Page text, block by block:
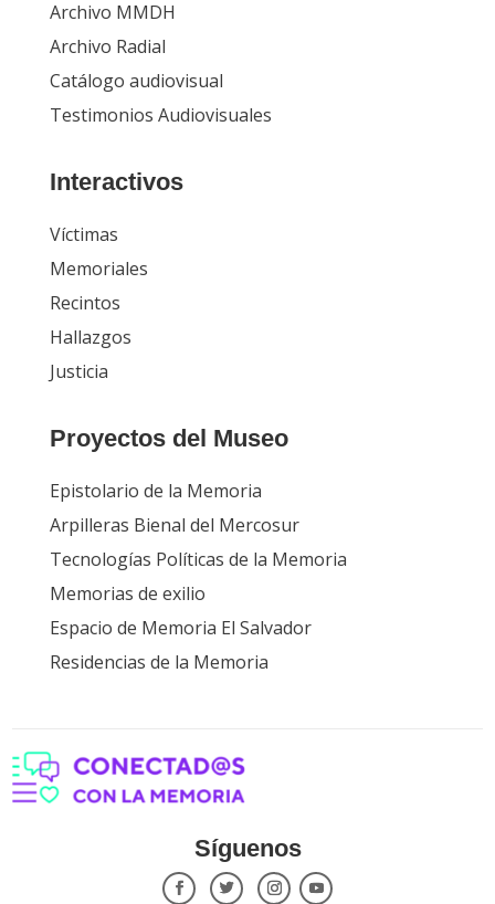
Archivo MMDH
Archivo Radial
Catálogo audiovisual
Testimonios Audiovisuales
Interactivos
Víctimas
Memoriales
Recintos
Hallazgos
Justicia
Proyectos del Museo
Epistolario de la Memoria
Arpilleras Bienal del Mercosur
Tecnologías Políticas de la Memoria
Memorias de exilio
Espacio de Memoria El Salvador
Residencias de la Memoria
Síguenos